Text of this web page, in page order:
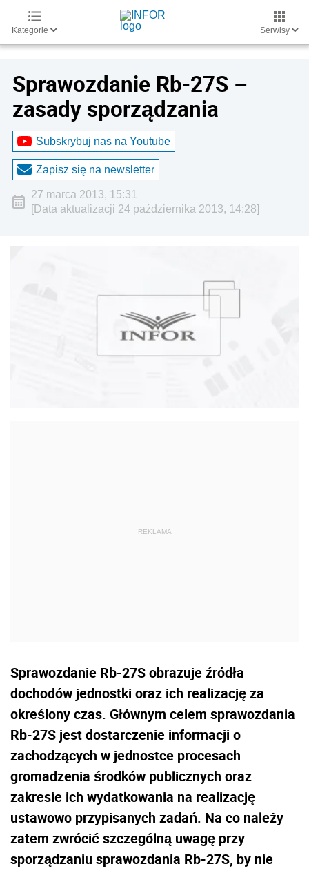
Kategorie Serwisy
Sprawozdanie Rb-27S –
zasady sporządzania
Subskrybuj nas na Youtube
Zapisz się na newsletter
27 marca 2013, 15:31
[Data aktualizacji 24 października 2013, 14:28]
Sprawozdanie Rb-27S obrazuje źródła
dochodów jednostki oraz ich realizację za
określony czas. Głównym celem sprawozdania
Rb-27S jest dostarczenie informacji o
zachodzących w jednostce procesach
gromadzenia środków publicznych oraz
zakresie ich wydatkowania na realizację
ustawowo przypisanych zadań. Na co należy
zatem zwrócić szczególną uwagę przy
sporządzaniu sprawozdania Rb-27S, by nie